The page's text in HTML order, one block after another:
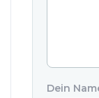
Dein